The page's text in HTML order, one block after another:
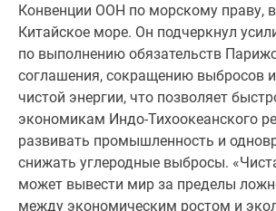
Конвенции ООН по морскому праву,
Китайское море. Он подчеркнул
по выполнению обязательств
соглашения, сокращению выбросов
чистой энергии, что позволяет
экономикам Индо-Тихоокеанского
развивать промышленность и
снижать углеродные выбросы.
может вывести мир за пределы
между экономическим ростом и